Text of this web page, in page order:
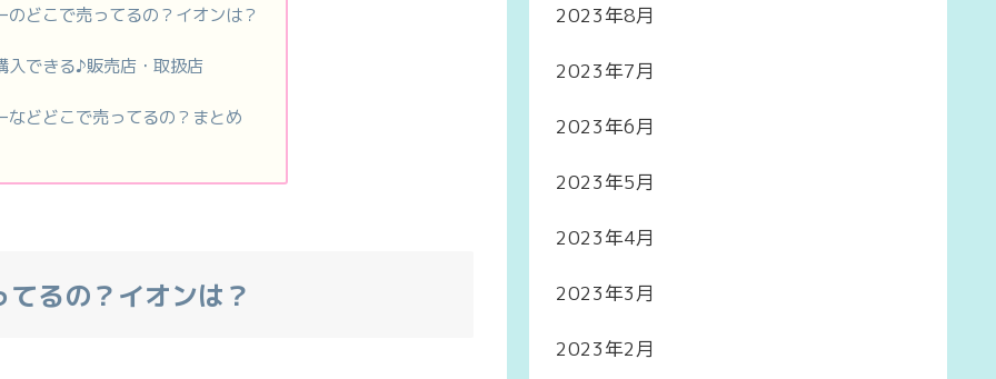
どこで売ってるの？イオンは？
入できる♪販売店・取扱店
などどこで売ってるの？まとめ
るの？イオンは？
2023年8月
2023年7月
2023年6月
2023年5月
2023年4月
2023年3月
2023年2月